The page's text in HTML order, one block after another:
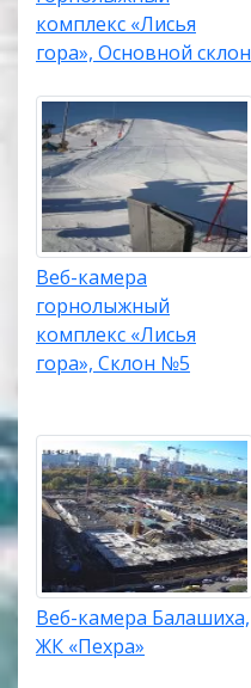
комплекс «Лисья
гора», Основной склон
Веб-камера
горнолыжный
комплекс «Лисья
гора», Склон №5
Веб-камера Балашиха,
ЖК «Пехра»